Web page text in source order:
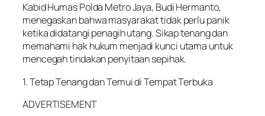
Kabid Humas Polda Metro Jaya, Budi Hermanto,
menegaskan bahwa masyarakat tidak perlu panik
ketika didatangi penagih utang. Sikap tenang dan
memahami hak hukum menjadi kunci utama untuk
mencegah tindakan penyitaan sepihak.
1. Tetap Tenang dan Temui di Tempat Terbuka
ADVERTISEMENT